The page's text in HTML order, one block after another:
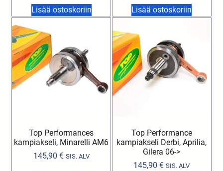
Lisää ostoskoriin Lisää ostoskoriin
Top Performances
kampiakseli, Minarelli AM6
145,90 € SIS. ALV
Top Performance
kampiakseli Derbi, Aprilia,
Gilera 06->
145,90€ SIS. ALV